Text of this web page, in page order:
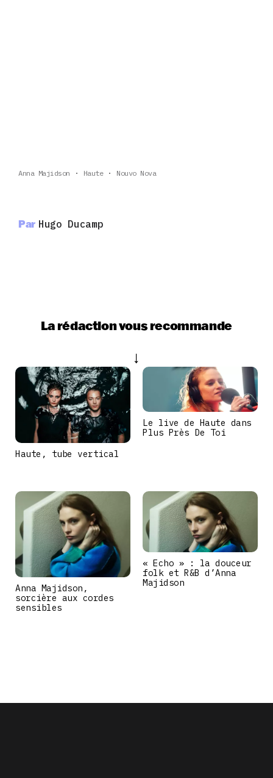
Anna Majidson Haute Nouvo Nova
Par Hugo Ducamp
La rédaction vous recommande
Haute, tube vertical
Le live de Haute dans
Plus Près De Toi
Anna Majidson,
sorcière aux cordes
sensibles
« Echo » : la douceur
folk et R&B d’Anna
Majidson